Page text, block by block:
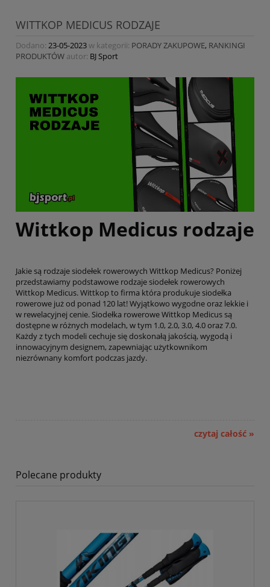
WITTKOP MEDICUS RODZAJE
Dodano: 23-05-2023w kategorii: PORADY ZAKUPOWE, RANKINGI
PRODUKTÓW autor: BJ Sport
Wittkop Medicus rodzaje
Jakie są rodzaje siodełek rowerowych Wittkop Medicus? Poniżej
przedstawiamy podstawowe rodzaje siodełek rowerowych
Wittkop Medicus. Wittkop to firma która produkuje siodełka
rowerowe już od ponad 120 lat! Wyjątkowo wygodne oraz lekkie i
w rewelacyjnej cenie. Siodełka rowerowe Wittkop Medicus są
dostępne w różnych modelach, w tym 1.0, 2.0, 3.0, 4.0 oraz 7.0.
Każdy z tych modeli cechuje się doskonałą jakością, wygodą i
innowacyjnym designem, zapewniając użytkownikom
niezrównany komfort podczas jazdy.
czytaj całość »
Polecane produkty